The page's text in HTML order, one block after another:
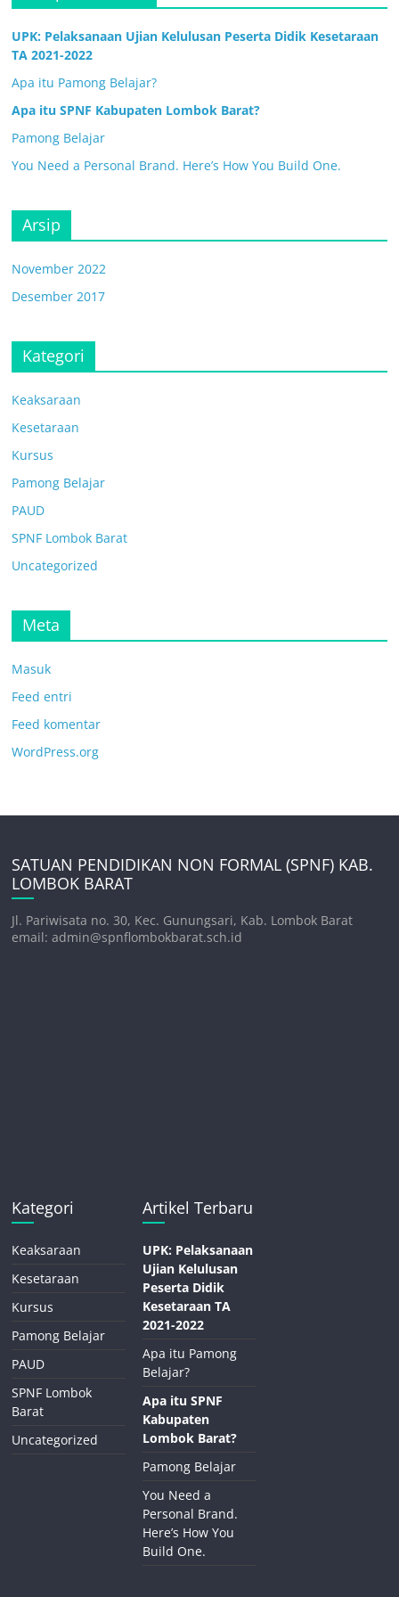
UPK: Pelaksanaan Ujian Kelulusan Peserta Didik Kesetaraan
TA 2021-2022
Apa itu Pamong Belajar?
Apa itu SPNF Kabupaten Lombok Barat?
Pamong Belajar
You Need a Personal Brand. Here’s How You Build One.
Arsip
November 2022
Desember 2017
Kategori
Keaksaraan
Kesetaraan
Kursus
Pamong Belajar
PAUD
SPNF Lombok Barat
Uncategorized
Meta
Masuk
Feed entri
Feed komentar
WordPress.org
SATUAN PENDIDIKAN NON FORMAL (SPNF) KAB.
LOMBOK BARAT
Jl. Pariwisata no. 30, Kec. Gunungsari, Kab. Lombok Barat
email: admin@spnflombokbarat.sch.id
Kategori
Keaksaraan
Kesetaraan
Kursus
Pamong Belajar
PAUD
SPNF Lombok
Barat
Uncategorized
Artikel Terbaru
UPK: Pelaksanaan
Ujian Kelulusan
Peserta Didik
Kesetaraan TA
2021-2022
Apa itu Pamong
Belajar?
Apa itu SPNF
Kabupaten
Lombok Barat?
Pamong Belajar
You Need a
Personal Brand.
Here’s How You
Build One.